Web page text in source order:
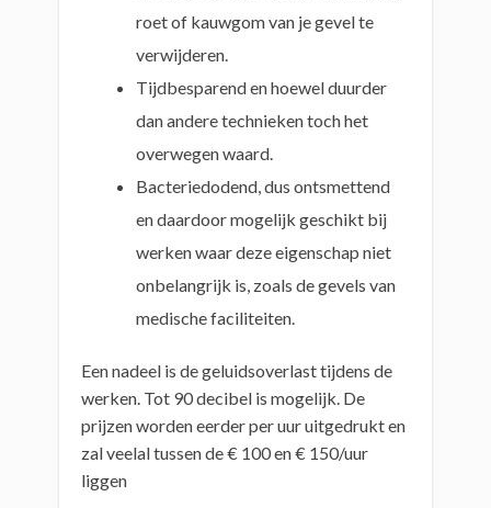
roet of kauwgom van je gevel te
verwijderen.
Tijdbesparend en hoewel duurder
dan andere technieken toch het
overwegen waard.
Bacteriedodend, dus ontsmettend
en daardoor mogelijk geschikt bij
werken waar deze eigenschap niet
onbelangrijk is, zoals de gevels van
medische faciliteiten.
Een nadeel is de geluidsoverlast tijdens de
werken. Tot 90 decibel is mogelijk. De
prijzen worden eerder per uur uitgedrukt en
zal veelal tussen de € 100 en € 150/uur
liggen